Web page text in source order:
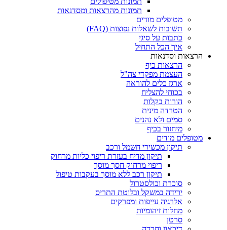
תמונות מהרצאות ומסדנאות
מטופלים מודים
תשובות לשאלות נפוצות (FAQ)
כתבות על סיגי
איך הכל התחיל
הרצאות וסדנאות
הרצאות כיף
העצמת מפקדי צה"ל
ארגז כלים להוראה
בכוחי להצליח
הורות בקלות
הטרדה מינית
סמים ולא נהנים
מיחזור בכיף
מטופלים מודים
תיקון מכשירי חשמל ורכב
תיקון מדיח בעזרת ריפוי כליות מרחוק
ריפוי מרחוק חסך מוסך
תיקון רכב ללא מוסך בעקבות טיפול
סוכרת וכולסטרול
ירידה במשקל ובלוטת התריס
אלרגיה עייפות ומפרקים
מחלות זיהומיות
סרטן